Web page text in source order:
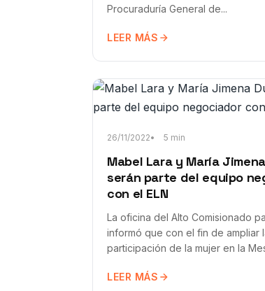
Procuraduría General de...
LEER MÁS
26/11/2022 5 min
Mabel Lara y María
serán parte del equipo
con el ELN
La oficina del Alto Comisionado
informó que con el fin de ampliar
participación de la mujer en la
LEER MÁS